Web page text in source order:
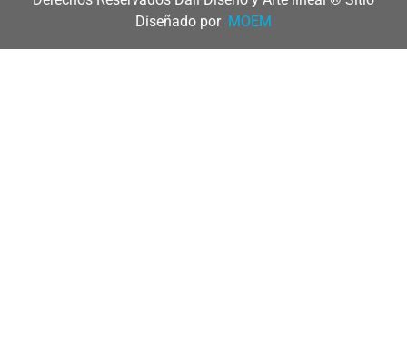
Diseñado por MOEM